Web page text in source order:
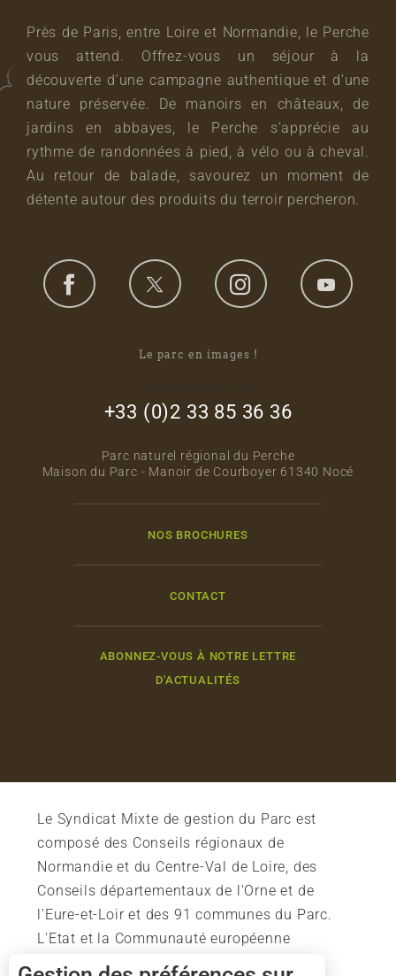
Près de Paris, entre Loire et Normandie, le Perche
vous attend. Offrez-vous un séjour à la
découverte d’une campagne authentique et d’une
nature préservée. De manoirs en châteaux, de
jardins en abbayes, le Perche s’apprécie au
rythme de randonnées à pied, à vélo ou à cheval.
Au retour de balade, savourez un moment de
détente autour des produits du terroir percheron.
Le parc en images !
+33 (0)2 33 85 36 36
Parc naturel régional du Perche
Maison du Parc - Manoir de Courboyer 61340 Nocé
NOS BROCHURES
CONTACT
ABONNEZ-VOUS À NOTRE LETTRE
D'ACTUALITÉS
Le Syndicat Mixte de gestion du Parc est
composé des Conseils régionaux de
Normandie et du Centre-Val de Loire, des
Conseils départementaux de l'Orne et de
l'Eure-et-Loir et des 91 communes du Parc.
L'Etat et la Communauté européenne
soutiennent également l'action du Parc.